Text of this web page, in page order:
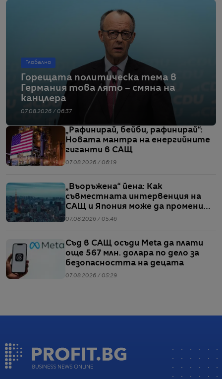
Глобално
Горещата политическа тема в
Германия това лято – смяна на
канцлера
07.08.2026 / 06:37
„Рафинирай, бейби, рафинирай“:
Новата мантра на енергийните
гиганти в САЩ
07.08.2026 / 06:19
„Въоръжена“ йена: Как
съвместната интервенция на
САЩ и Япония може да промени
глобалните валутни пазари
07.08.2026 / 05:46
Съд в САЩ осъди Meta да плати
още 567 млн. долара по дело за
безопасността на децата
07.08.2026 / 05:29